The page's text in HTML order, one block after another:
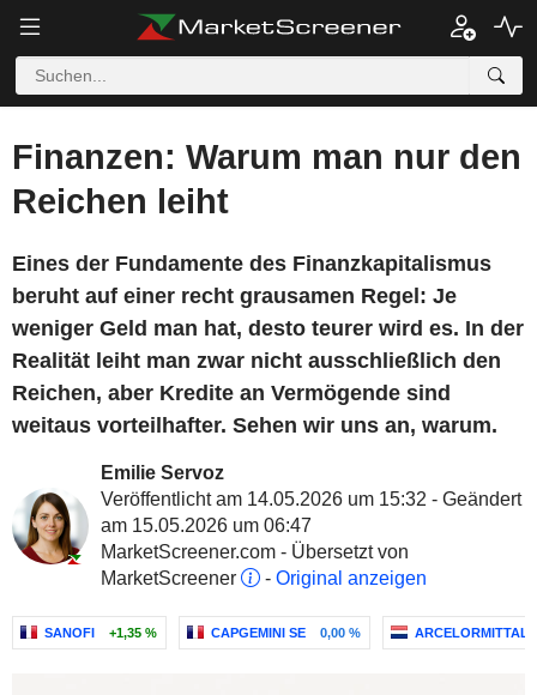
Finanzen: Warum man nur den
Reichen leiht
Eines der Fundamente des Finanzkapitalismus
beruht auf einer recht grausamen Regel: Je
weniger Geld man hat, desto teurer wird es. In der
Realität leiht man zwar nicht ausschließlich den
Reichen, aber Kredite an Vermögende sind
weitaus vorteilhafter. Sehen wir uns an, warum.
Emilie Servoz
Veröffentlicht am 14.05.2026 um 15:32 - Geändert
am 15.05.2026 um 06:47
MarketScreener.com - Übersetzt von
MarketScreener
- Original anzeigen
SANOFI +1,35 % CAPGEMINI SE 0,00 % ARCELORMITTAL